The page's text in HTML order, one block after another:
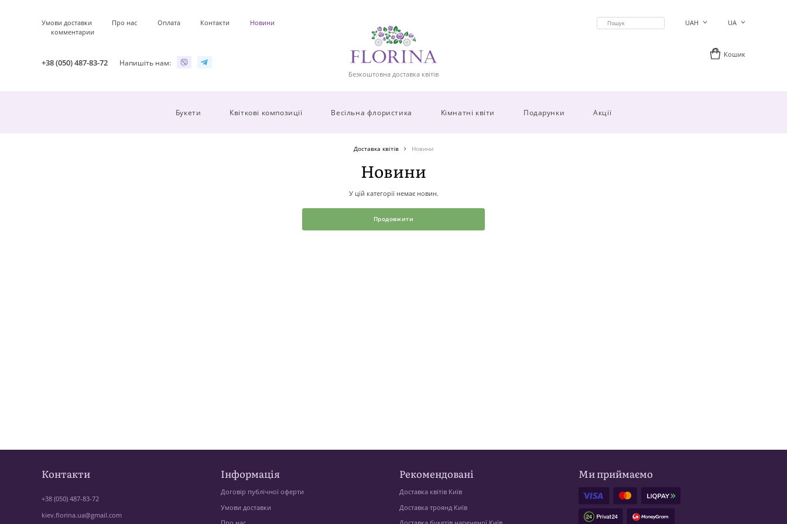
Умови доставки Про нас Оплата Контакти
Новини
комментарии
+38 (050) 487-83-72 Напишіть нам:
Безкоштовна доставка квітів
UAH UA
Кошик
Букети Квіткові композиції Весільна флористика Кімнатні квіти Подарунки Акції
Доставка квітів Новини
Новини
У цій категорії немає новин.
Продовжити
Контакти
+38 (050) 487-83-72
kiev.florina.ua@gmail.com
Інформація
Договір публічної оферти
Умови доставки
Рекомендовані
Доставка квітів Київ
Доставка троянд Київ
Ми приймаємо